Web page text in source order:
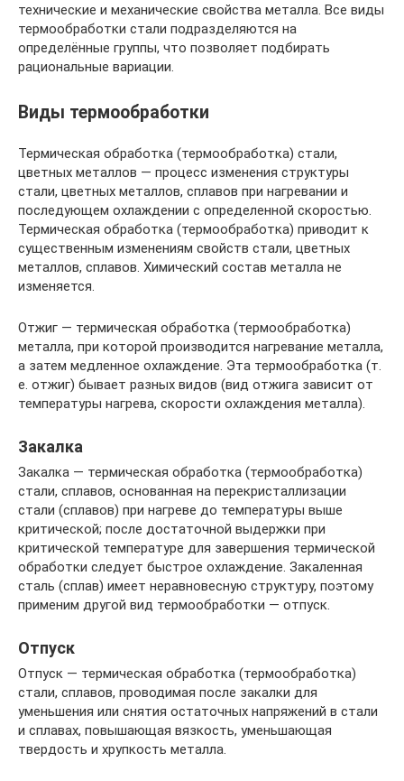
технические и механические свойства металла. Все виды
термообработки стали подразделяются на
определённые группы, что позволяет подбирать
рациональные вариации.
Виды термообработки
Термическая обработка (термообработка) стали,
цветных металлов — процесс изменения структуры
стали, цветных металлов, сплавов при нагревании и
последующем охлаждении с определенной скоростью.
Термическая обработка (термообработка) приводит к
существенным изменениям свойств стали, цветных
металлов, сплавов. Химический состав металла не
изменяется.
Отжиг — термическая обработка (термообработка)
металла, при которой производится нагревание металла,
а затем медленное охлаждение. Эта термообработка (т.
е. отжиг) бывает разных видов (вид отжига зависит от
температуры нагрева, скорости охлаждения металла).
Закалка
Закалка — термическая обработка (термообработка)
стали, сплавов, основанная на перекристаллизации
стали (сплавов) при нагреве до температуры выше
критической; после достаточной выдержки при
критической температуре для завершения термической
обработки следует быстрое охлаждение. Закаленная
сталь (сплав) имеет неравновесную структуру, поэтому
применим другой вид термообработки — отпуск.
Отпуск
Отпуск — термическая обработка (термообработка)
стали, сплавов, проводимая после закалки для
уменьшения или снятия остаточных напряжений в стали
и сплавах, повышающая вязкость, уменьшающая
твердость и хрупкость металла.